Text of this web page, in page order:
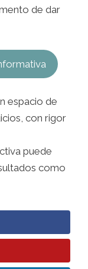
de dar
espacio de
con rigor
puede
como